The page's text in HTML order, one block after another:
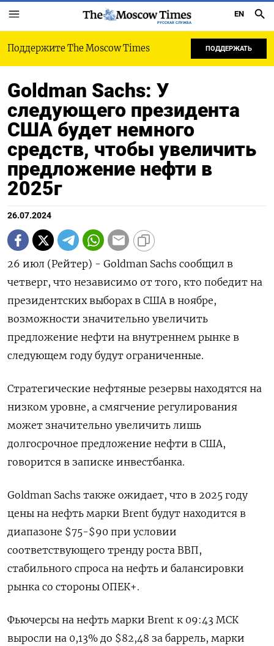
РУССКАЯ СЛУЖБА
EN
Поддержите The Moscow Times ПОДДЕРЖАТЬ
Goldman Sachs: У
следующего президента
США будет немного
средств, чтобы увеличить
предложение нефти в
2025г
26.07.2024
26 июл (Рейтер) - Goldman Sachs сообщил в
четверг, что независимо от того, кто победит на
президентских выборах в США в ноябре,
возможности значительно увеличить
предложение нефти на внутреннем рынке в
следующем году будут ограниченные.
Стратегические нефтяные резервы находятся на
низком уровне, а смягчение регулирования
может значительно увеличить лишь
долгосрочное предложение нефти в США,
говорится в записке инвестбанка.
Goldman Sachs также ожидает, что в 2025 году
цены на нефть марки Brent будут находится в
диапазоне $75-$90 при условии
соответствующего тренду роста ВВП,
стабильного спроса на нефть и балансировки
рынка со стороны ОПЕК+.
Фьючерсы на нефть марки Brent к 09:43 МСК
выросли на 0,13% до $82,48 за баррель, марки